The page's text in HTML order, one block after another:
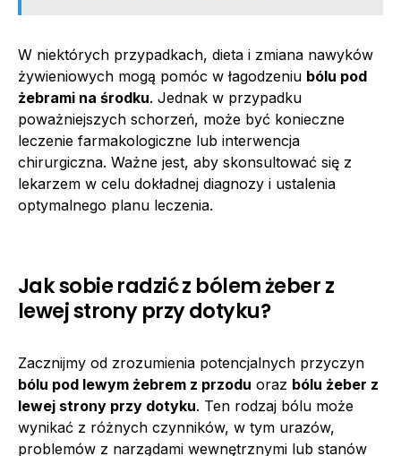
W niektórych przypadkach, dieta i zmiana nawyków
żywieniowych mogą pomóc w łagodzeniu bólu pod
żebrami na środku. Jednak w przypadku
poważniejszych schorzeń, może być konieczne
leczenie farmakologiczne lub interwencja
chirurgiczna. Ważne jest, aby skonsultować się z
lekarzem w celu dokładnej diagnozy i ustalenia
optymalnego planu leczenia.
Jak sobie radzić z bólem żeber z
lewej strony przy dotyku?
Zacznijmy od zrozumienia potencjalnych przyczyn
bólu pod lewym żebrem z przodu oraz bólu żeber z
lewej strony przy dotyku. Ten rodzaj bólu może
wynikać z różnych czynników, w tym urazów,
problemów z narządami wewnętrznymi lub stanów